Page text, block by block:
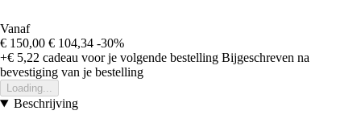
Vanaf
€ 150,00 € 104,34 -30%
+€ 5,22 cadeau voor je volgende bestelling Bijgeschreven na
bevestiging van je bestelling
Loading...
Beschrijving